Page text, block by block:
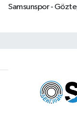
Samsunspor -